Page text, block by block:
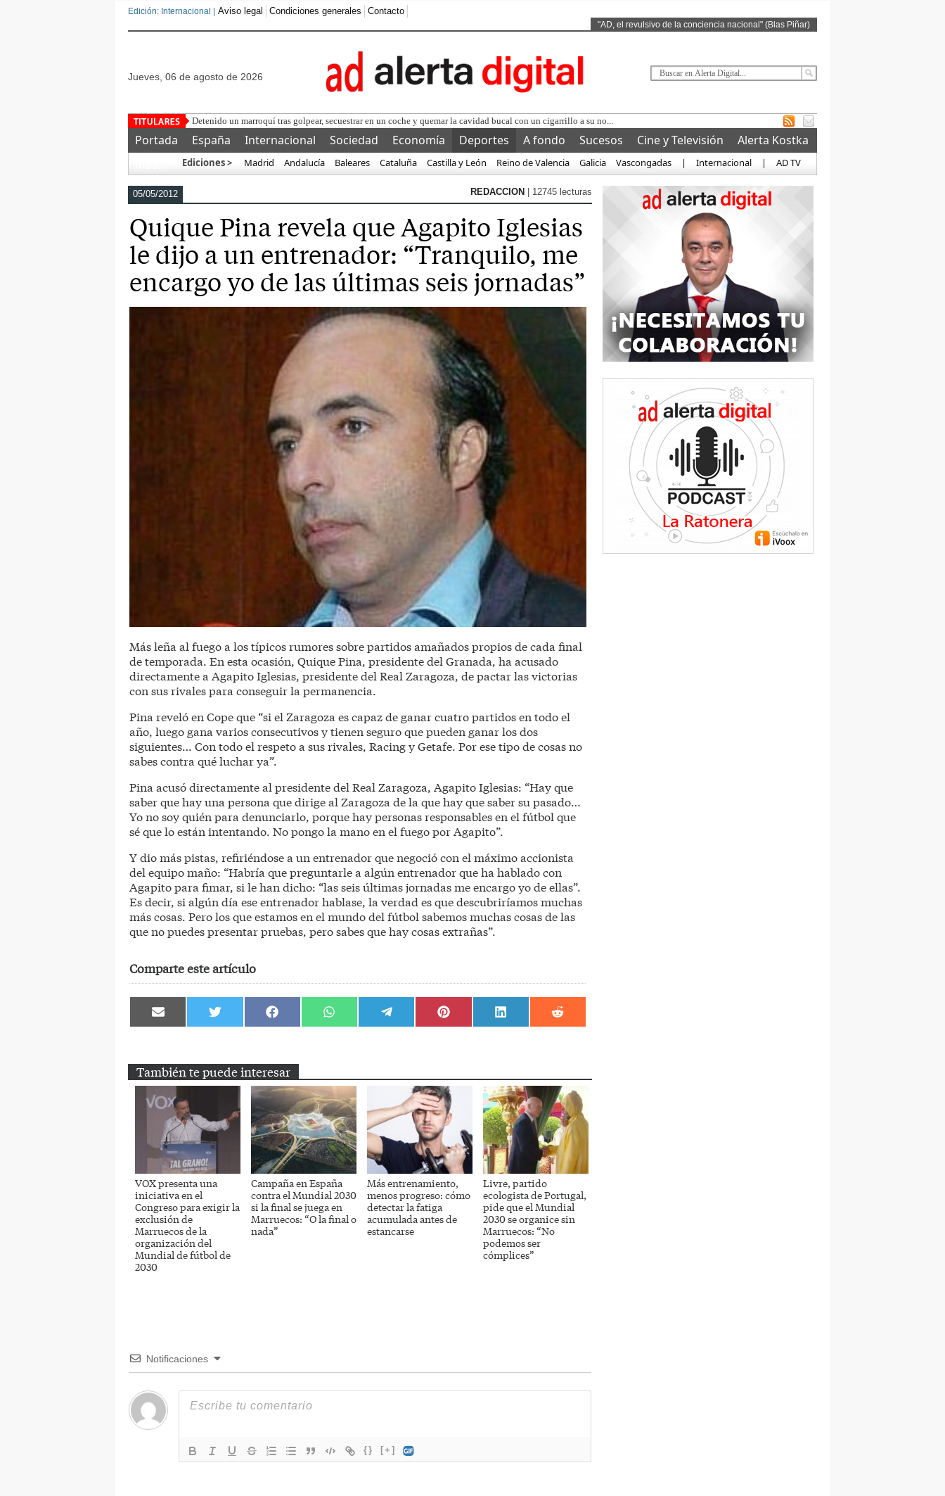
Edición: Internacional | Aviso legal Condiciones generales Contacto
"AD, el revulsivo de la conciencia nacional" (Blas Piñar)
jueves, 06 de agosto de 2026
VOX presenta u
Portada España Internacional Sociedad Economía Deportes A fondo Sucesos Cine y Televisión
Alerta Kostka
Ediciones > Madrid Andalucía Baleares Cataluña Castilla y León Reino de Valencia Galicia Vascongadas | Internacional | AD TV
05/05/2012 REDACCION | 12745 lecturas
Quique Pina revela que Agapito Iglesias
le dijo a un entrenador: “Tranquilo, me
encargo yo de las últimas seis jornadas”
Más leña al fuego a los típicos rumores sobre partidos amañados propios de cada final
de temporada. En esta ocasión, Quique Pina, presidente del Granada, ha acusado
directamente a Agapito Iglesias, presidente del Real Zaragoza, de pactar las victorias
con sus rivales para conseguir la permanencia.
Pina reveló en Cope que “si el Zaragoza es capaz de ganar cuatro partidos en todo el
año, luego gana varios consecutivos y tienen seguro que pueden ganar los dos
siguientes… Con todo el respeto a sus rivales, Racing y Getafe. Por ese tipo de cosas no
sabes contra qué luchar ya”.
Pina acusó directamente al presidente del Real Zaragoza, Agapito Iglesias: “Hay que
saber que hay una persona que dirige al Zaragoza de la que hay que saber su pasado…
Yo no soy quién para denunciarlo, porque hay personas responsables en el fútbol que
sé que lo están intentando. No pongo la mano en el fuego por Agapito”.
Y dio más pistas, refiriéndose a un entrenador que negoció con el máximo accionista
del equipo maño: “Habría que preguntarle a algún entrenador que ha hablado con
Agapito para fimar, si le han dicho: “las seis últimas jornadas me encargo yo de ellas”.
Es decir, si algún día ese entrenador hablase, la verdad es que descubriríamos muchas
más cosas. Pero los que estamos en el mundo del fútbol sabemos muchas cosas de las
que no puedes presentar pruebas, pero sabes que hay cosas extrañas”.
Comparte este artículo
Compartir
en
Compartir
en
Compartir
en
Compartir
en
Compartir
en
Compartir
en
Compartir
en
Compartir
en
También te puede interesar
VOX presenta una
iniciativa en el
Congreso para exigir la
exclusión de
Marruecos de la
organización del
Mundial de fútbol de
2030
Campaña en España
contra el Mundial 2030
si la final se juega en
Marruecos: “O la final o
nada”
Más entrenamiento,
menos progreso: cómo
detectar la fatiga
acumulada antes de
estancarse
Livre, partido
ecologista de Portugal,
pide que el Mundial
2030 se organice sin
Marruecos: “No
podemos ser
cómplices”
Notificaciones
{} [+]